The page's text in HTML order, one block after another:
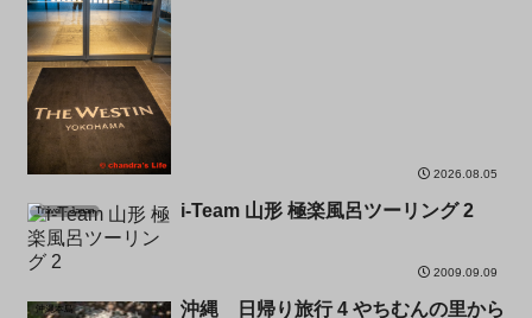
2026.08.05
Travel - Japan i-Team 山形 極楽風呂ツーリング 2
2009.09.09
沖縄本島
沖縄 日帰り旅行 4 やちむんの里から